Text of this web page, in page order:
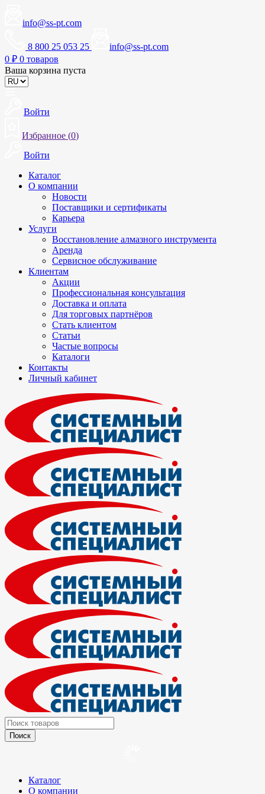
info@ss-pt.com
8 800 25 053 25
info@ss-pt.com
0 ₽ 0 товаров
Ваша корзина пуста
Войти
Избранное (0)
Войти
Каталог
О компании
Новости
Поставщики и сертификаты
Карьера
Услуги
Восстановление алмазного инструмента
Аренда
Сервисное обслуживание
Клиентам
Акции
Профессиональная консультация
Доставка и оплата
Для торговых партнёров
Стать клиентом
Статьи
Частые вопросы
Каталоги
Контакты
Личный кабинет
Каталог
О компании